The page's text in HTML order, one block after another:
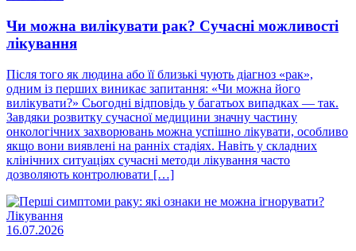
Чи можна вилікувати рак? Сучасні можливості
лікування
Після того як людина або її близькі чують діагноз «рак»,
одним із перших виникає запитання: «Чи можна його
вилікувати?» Сьогодні відповідь у багатьох випадках — так.
Завдяки розвитку сучасної медицини значну частину
онкологічних захворювань можна успішно лікувати, особливо
якщо вони виявлені на ранніх стадіях. Навіть у складних
клінічних ситуаціях сучасні методи лікування часто
дозволяють контролювати […]
Лікування
16.07.2026